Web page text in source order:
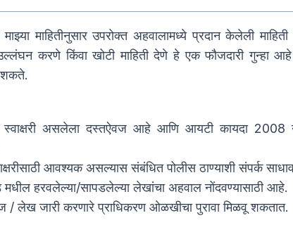
माझ्या माहितीनुसार उपरोक्त अहवालामध्ये प्रदान केलेली
करणे किंवा खोटी माहिती देणे हे एक फौजदारी गुन्हा आहे
शकते.
असलेला दस्तऐवज आहे आणि आयटी कायदा 2008
आवश्यक असल्यास संबंधित पोलीस ठाण्याशी संपर्क
मधील हरवलेल्या/सापडलेल्या लेखांचा अहवाल नोंदवण्यासाठी आहे.
/ लेख जारी करणारे प्राधिकरण ओळखीचा पुरावा मिळवू शकतात.